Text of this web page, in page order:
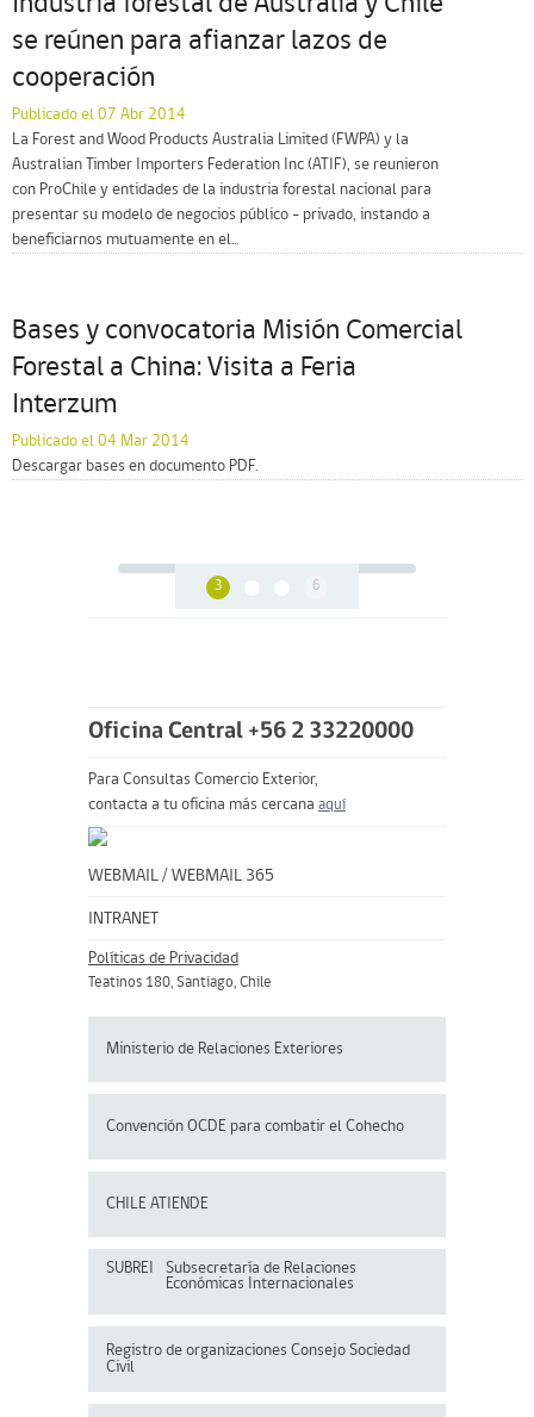
se reúnen para afianzar lazos de
cooperación
Publicado el 07 Abr 2014
La Forest and Wood Products Australia Limited (FWPA) y la
Australian Timber Importers Federation Inc (ATIF), se reunieron
con ProChile y entidades de la industria forestal nacional para
presentar su modelo de negocios público - privado, instando a
beneficiarnos mutuamente en el...
Bases y convocatoria Misión Comercial
Forestal a China: Visita a Feria
Interzum
Publicado el 04 Mar 2014
Descargar bases en documento PDF.
3 6
Oficina Central +56 2 33220000
Para Consultas Comercio Exterior,
contacta a tu oficina más cercana aquí
WEBMAIL / WEBMAIL 365
INTRANET
Políticas de Privacidad
Teatinos 180, Santiago, Chile
Ministerio de Relaciones Exteriores
Convención OCDE para combatir el Cohecho
CHILE ATIENDE
SUBREI
Subsecretaría de Relaciones
Económicas Internacionales
Registro de organizaciones Consejo Sociedad
Civil